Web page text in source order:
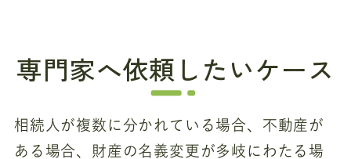
専門家へ依頼したいケース
相続人が複数に分かれている場合、不動産が
ある場合、財産の名義変更が多岐にわたる場